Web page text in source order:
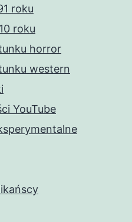
roku
roku
horror
western
YouTube